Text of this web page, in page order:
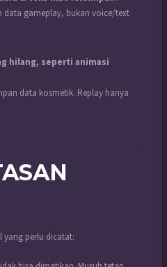
data gameplay, bukan voice/text
hilang, seperti animasi
data kosmetik. Replay hanya
yang perlu dicatat: